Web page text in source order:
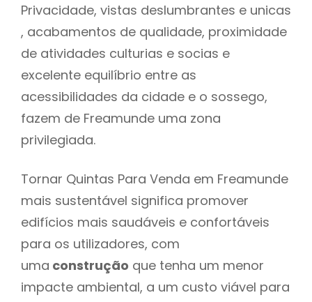
Privacidade, vistas deslumbrantes e unicas
, acabamentos de qualidade, proximidade
de atividades culturias e socias e
excelente equilíbrio entre as
acessibilidades da cidade e o sossego,
fazem de Freamunde uma zona
privilegiada.
Tornar Quintas Para Venda em Freamunde
mais sustentável significa promover
edifícios mais saudáveis e confortáveis
para os utilizadores, com
uma construção que tenha um menor
impacte ambiental, a um custo viável para